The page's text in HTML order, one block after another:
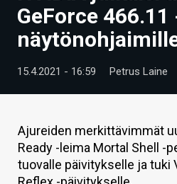
UUTISET
ARTIKKELIT
VIDEOT
TECHBBS
TIETOA
HINTA.FI
GeForce
15.4.2021 - 16:59 Petrus Laine
Ajureiden merkittävimmät
Ready -leima Mortal Shell -
tuovalle päivitykselle ja tuki